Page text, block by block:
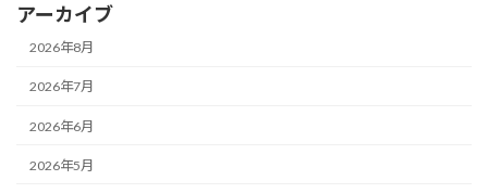
アーカイブ
2026年8月
2026年7月
2026年6月
2026年5月